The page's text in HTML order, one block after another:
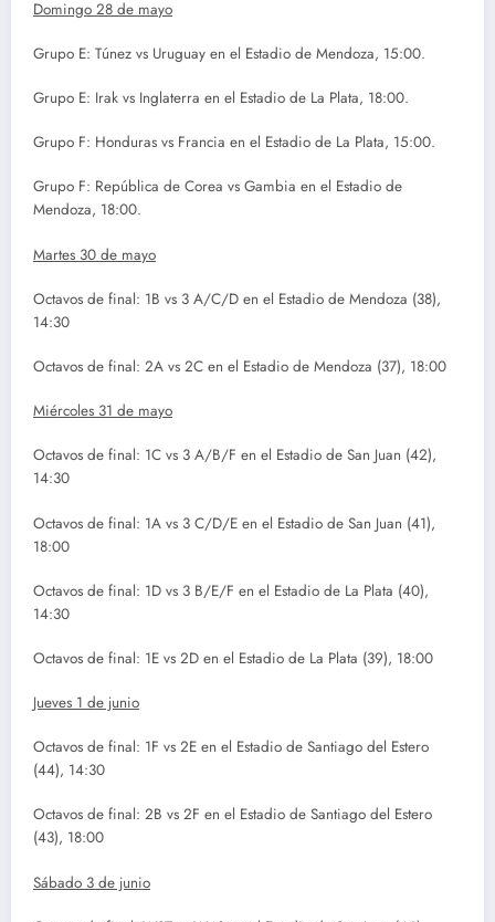
Domingo 28 de mayo
Grupo E: Túnez vs Uruguay en el Estadio de Mendoza, 15:00.
Grupo E: Irak vs Inglaterra en el Estadio de La Plata, 18:00.
Grupo F: Honduras vs Francia en el Estadio de La Plata, 15:00.
Grupo F: República de Corea vs Gambia en el Estadio de
Mendoza, 18:00.
Martes 30 de mayo
Octavos de final: 1B vs 3 A/C/D en el Estadio de Mendoza (38),
14:30
Octavos de final: 2A vs 2C en el Estadio de Mendoza (37), 18:00
Miércoles 31 de mayo
Octavos de final: 1C vs 3 A/B/F en el Estadio de San Juan (42),
14:30
Octavos de final: 1A vs 3 C/D/E en el Estadio de San Juan (41),
18:00
Octavos de final: 1D vs 3 B/E/F en el Estadio de La Plata (40),
14:30
Octavos de final: 1E vs 2D en el Estadio de La Plata (39), 18:00
Jueves 1 de junio
Octavos de final: 1F vs 2E en el Estadio de Santiago del Estero
(44), 14:30
Octavos de final: 2B vs 2F en el Estadio de Santiago del Estero
(43), 18:00
Sábado 3 de junio